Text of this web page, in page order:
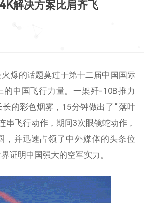
解决方案比肩齐飞
爆的话题莫过于第十二届中国国际
的中国飞行力量。一架歼-10B推力
长的彩色烟雾，15分钟做出了“落叶
串飞行动作，期间3次眼镜蛇动作，
，并迅速占领了中外媒体的头条位
证明中国强大的空军实力。